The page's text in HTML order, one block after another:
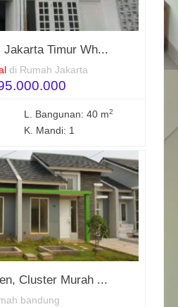
Jakarta Timur Wh...
di Rumah Jakarta
L. Bangunan: 40 m2
K. Mandi: 1
Cluster Murah ...
bandung